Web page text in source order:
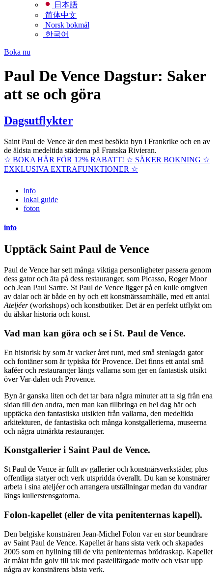
日本語
简体中文
Norsk bokmål
한국어
Boka nu
Paul De Vence Dagstur: Saker
att se och göra
Dagsutflykter
Saint Paul de Vence är den mest besökta byn i Frankrike och en av
de äldsta medeltida städerna på Franska Rivieran.
☆ BOKA HÄR FÖR 12% RABATT! ☆ SÄKER BOKNING ☆
EXKLUSIVA EXTRAFUNKTIONER ☆
info
lokal guide
foton
info
Upptäck Saint Paul de Vence
Paul de Vence har sett många viktiga personligheter passera genom
dess gator och äta på dess restauranger, som Picasso, Roger Moor
och Jean Paul Sartre. St Paul de Vence ligger på en kulle omgiven
av dalar och är både en by och ett konstnärssamhälle, med ett antal
Ateljéer(workshops) och konstbutiker. Det är en perfekt utflykt om
du älskar historia och konst.
Vad man kan göra och se i St. Paul de Vence.
En historisk by som är vacker året runt, med små stenlagda gator
och fontäner som är typiska för Provence. Det finns ett antal små
kaféer och restauranger längs vallarna som ger en fantastisk utsikt
över Var-dalen och Provence.
Byn är ganska liten och det tar bara några minuter att ta sig från ena
sidan till den andra, men man kan tillbringa en hel dag här och
upptäcka den fantastiska utsikten från vallarna, den medeltida
arkitekturen, de fantastiska och många konstgallerierna, museerna
och några utmärkta restauranger.
Konstgallerier i Saint Paul de Vence.
St Paul de Vence är fullt av gallerier och konstnärsverkstäder, plus
offentliga statyer och verk utspridda överallt. Du kan se konstnärer
arbeta i sina ateljéer och arrangera utställningar medan du vandrar
längs kullerstensgatorna.
Folon-kapellet (eller de vita penitenternas kapell).
Den belgiske konstnären Jean-Michel Folon var en stor beundrare
av Saint Paul de Vence. Kapellet är hans sista verk och skapades
2005 som en hyllning till de vita penitenternas brödraskap. Kapellet
är målat från golv till tak med pastellfärgade motiv och visar upp
några av konstnärens bästa verk.